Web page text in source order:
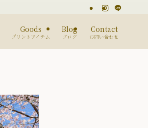
Goods
プリントアイテム
Blog
ブログ
Contact
お問い合わせ